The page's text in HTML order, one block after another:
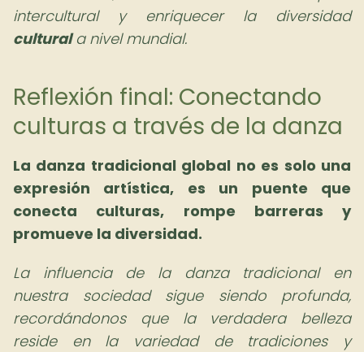
intercultural y enriquecer la diversidad
culturala nivel mundial.
Reflexión final: Conectando
culturas a través de la danza
La danza tradicional global no es solo una
expresión artística, es un puente que
conecta culturas, rompe barreras y
promueve la diversidad.
La influencia de la danza tradicional en
nuestra sociedad sigue siendo profunda,
recordándonos que la verdadera belleza
reside en la variedad de tradiciones y